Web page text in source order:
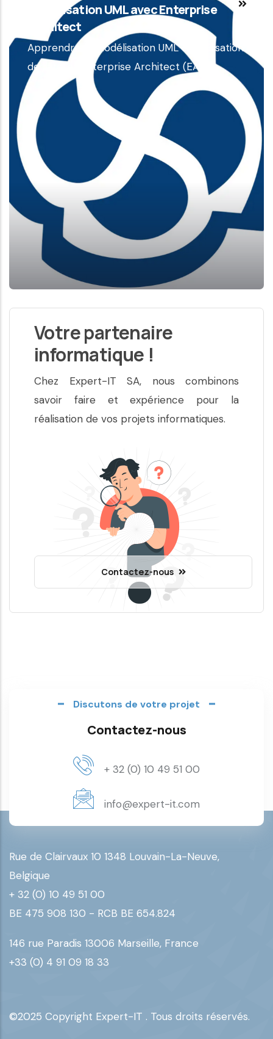
Modélisation UML avec Enterprise
Architect
Apprendre la modélisation UML et l'utilisation
de l'atelier Enterprise Architect (EA).
Votre partenaire
informatique !
Chez Expert-IT SA, nous combinons
savoir faire et expérience pour la
réalisation de vos projets informatiques.
Contactez-nous
Discutons de votre projet
Contactez-nous
+ 32 (0) 10 49 51 00
info@expert-it.com
Rue de Clairvaux 10 1348 Louvain-La-Neuve,
Belgique
+ 32 (0) 10 49 51 00
BE 475 908 130 - RCB BE 654.824
146 rue Paradis 13006 Marseille, France
+33 (0) 4 91 09 18 33
©2025 Copyright Expert-IT . Tous droits réservés.